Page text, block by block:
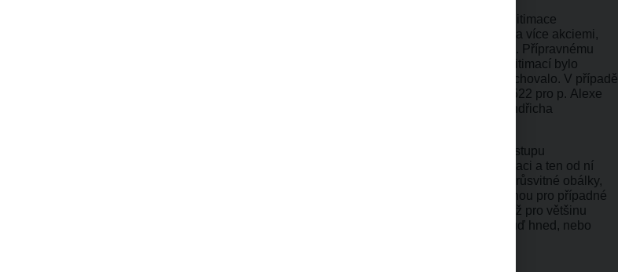
Jedním z mála přímých dochovaných dokladů z akce jsou legitimace
opravňující k účasti na valné hromadě pro akcionáře s deseti a více akciemi,
kteří se přihlásili Bankovnímu úřadu ministerstva financí, resp. Přípravnému
sboru pro zřízení Národní banky Československé. Těchto legitimací bylo
rozesláno 3 389, avšak do dnešních dnů se jich mnoho nedochovalo. V případě
Archivu České národní banky se jedná o pouhé dva kusy, č. 522 pro p. Alexe
Schindlera zastupujícího Exportní sladovny a č. 337 pro p. Jindřicha
Ani dochované legitimace však nejsou kompletní, neboť při vstupu
do Obecního domu akcionář předložil úředníkovi svou legitimaci a ten od ní
odtrhl kupon. Za něj obdržel akcionář hlasovací lístek a dvě průsvitné obálky,
jednu pro volbu do bankovní rady a revidujícího výboru a druhou pro případné
další hlasování. Lze se jen dohadovat, že po usazení v sále již pro většinu
akcionářů samotná legitimace ztratila význam, a proto se jí buď hned, nebo